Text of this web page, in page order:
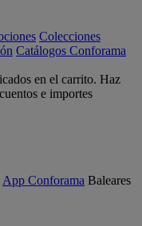
Colecciones
Catálogos Conforama
en el carrito. Haz
e importes
App Conforama Baleares